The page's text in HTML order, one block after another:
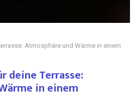
Atmosphäre und Wärme in einem
deine Terrasse:
in einem